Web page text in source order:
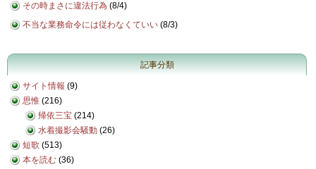
その時まさに違法行為 (8/4)
不当な業務命令には従わなくていい (8/3)
記事分類
サイト情報 (9)
思惟 (216)
帰依三宝 (214)
水着撮影会騒動 (26)
短歌 (513)
本を読む (36)